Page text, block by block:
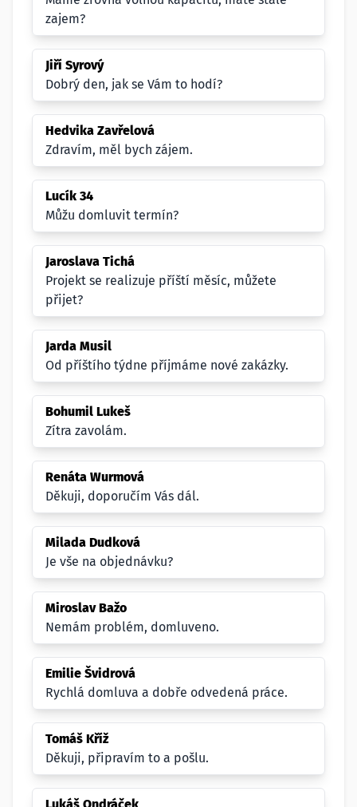
zajem?
Jiří Syrový
Dobrý den, jak se Vám to hodí?
Hedvika Zavřelová
Zdravím, měl bych zájem.
Lucík 34
Můžu domluvit termín?
Jaroslava Tichá
Projekt se realizuje příští měsíc, můžete
přijet?
Jarda Musil
Od příštího týdne příjmáme nové zakázky.
Bohumil Lukeš
Zítra zavolám.
Renáta Wurmová
Děkuji, doporučím Vás dál.
Milada Dudková
Je vše na objednávku?
Miroslav Bažo
Nemám problém, domluveno.
Emilie Švidrová
Rychlá domluva a dobře odvedená práce.
Tomáš Kříž
Děkuji, připravím to a pošlu.